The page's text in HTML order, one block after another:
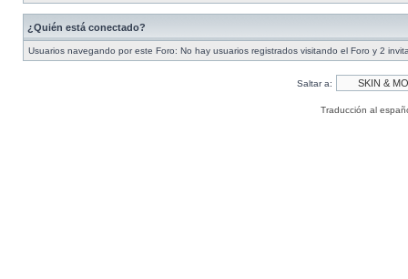
¿Quién está conectado?
Usuarios navegando por este Foro: No hay usuarios registrados visitando el Foro y 2
Saltar a:
Traducción al